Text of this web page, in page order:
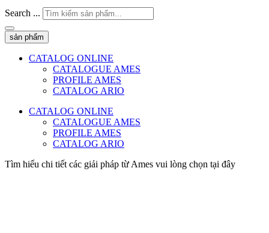
Search ...
sản phẩm
CATALOG ONLINE
CATALOGUE AMES
PROFILE AMES
CATALOG ARIO
CATALOG ONLINE
CATALOGUE AMES
PROFILE AMES
CATALOG ARIO
Tìm hiểu chi tiết các giải pháp từ Ames vui lòng chọn tại đây